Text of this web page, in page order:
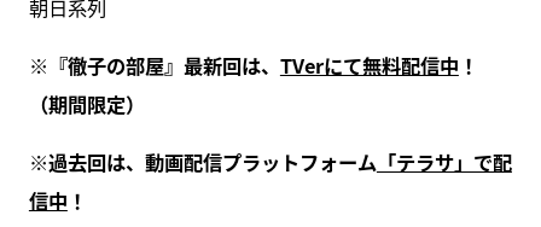
朝日系列
※『徹子の部屋』最新回は、 TVerにて無料配信中 ！
（期間限定）
※過去回は、動画配信プラットフォーム「テラサ」で配
信中 ！